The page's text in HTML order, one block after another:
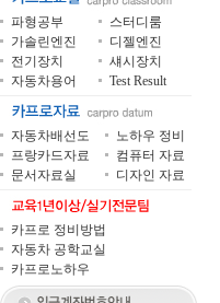
파형공부
스터디룸
가솔린엔진
디젤엔진
전기장치
섀시장치
자동차용어
Test Result
자동차배선도
노하우 정비
프랑카드자료
컴퓨터 자료
문서자료실
디자인 자료
카프로 정비방법
자동차 공학교실
카프로노하우